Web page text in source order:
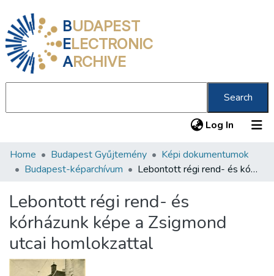
BUDAPEST
ELECTRONIC
ARCHIVE
Search
Log In (current)
Communities & Collections
Statistics
About us
Home Budapest Gyűjtemény
Képi dokumentumok
Budapest-képarchívum
Lebontott régi rend- és kórházunk képe a Zsigmond utcai homlokzattal
Lebontott régi rend- és
kórházunk képe a Zsigmond
utcai homlokzattal